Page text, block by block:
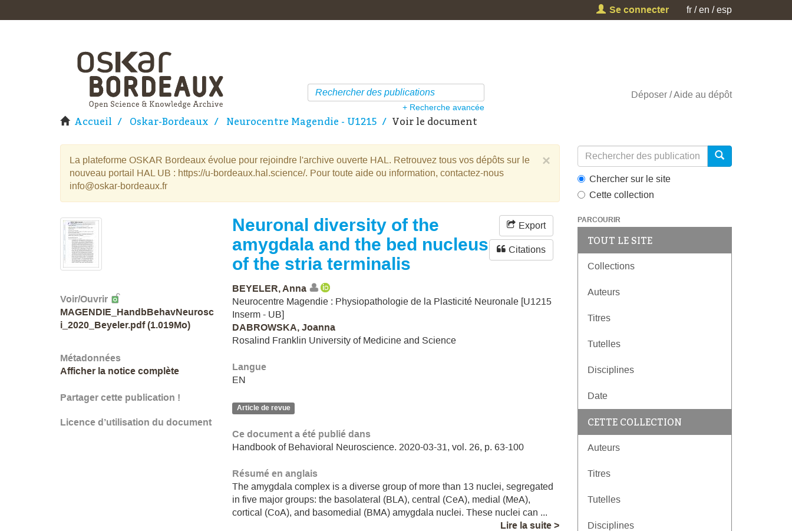
Se connecter fr en esp
+ Recherche avancée
Déposer Aide au dépôt
Accueil Oskar-Bordeaux Neurocentre Magendie - U1215 Voir le document
×
La plateforme OSKAR Bordeaux évolue pour rejoindre l'archive ouverte HAL. Retrouvez tous vos dépôts sur le
nouveau portail HAL UB : https://u-bordeaux.hal.science/. Pour toute aide ou information, contactez-nous
info@oskar-bordeaux.fr
Voir/Ouvrir
MAGENDIE_HandbBehavNeurosc
i_2020_Beyeler.pdf (1.019Mo)
Métadonnées
Afficher la notice complète
Partager cette publication !
Licence d’utilisation du document
Neuronal diversity of the
amygdala and the bed nucleus
of the stria terminalis
Export
Citations
BEYELER, Anna
Neurocentre Magendie : Physiopathologie de la Plasticité Neuronale [U1215
Inserm - UB]
DABROWSKA, Joanna
Rosalind Franklin University of Medicine and Science
Langue
EN
Article de revue
Ce document a été publié dans
Handbook of Behavioral Neuroscience. 2020-03-31, vol. 26, p. 63-100
Résumé en anglais
The amygdala complex is a diverse group of more than 13 nuclei, segregated
in five major groups: the basolateral (BLA), central (CeA), medial (MeA),
cortical (CoA), and basomedial (BMA) amygdala nuclei. These nuclei can ...
Lire la suite >
Chercher sur le site
Cette collection
PARCOURIR
TOUT LE SITE
Collections
Auteurs
Titres
Tutelles
Disciplines
Date
CETTE COLLECTION
Auteurs
Titres
Tutelles
Disciplines